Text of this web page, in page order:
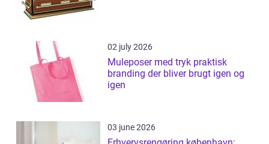
02 july 2026
Muleposer med tryk praktisk
branding der bliver brugt igen og
igen
03 june 2026